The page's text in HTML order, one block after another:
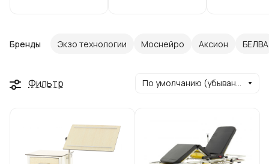
Бренды Экзо технологии Моснейро Аксион БЕЛВА
Фильтр По умолчанию (убывание)